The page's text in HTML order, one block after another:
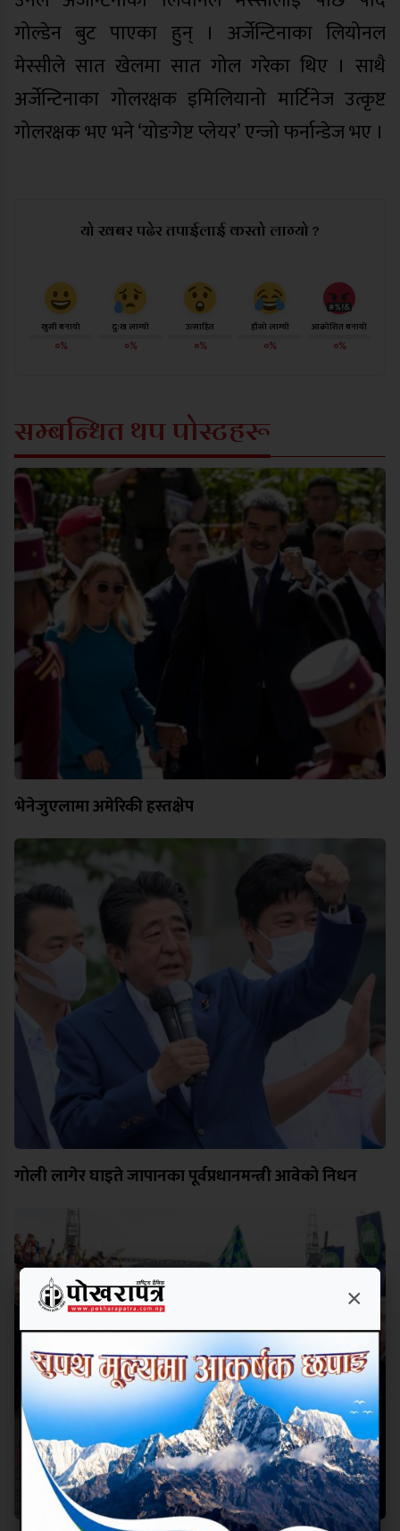
गोल्डेन बुट पाएका हुन् । अर्जेन्टिनाका लियोनल
मेस्सीले सात खेलमा सात गोल गरेका थिए । साथै
अर्जेन्टिनाका गोलरक्षक इमिलियानो मार्टिनेज उत्कृष्ट
गोलरक्षक भए भने ‘योङगेष्ट प्लेयर’ एन्जो फर्नान्डेज भए ।
यो खबर पढेर तपाईलाई कस्तो लाग्यो ?
खुसी बनायो
०%
दु:ख लाग्यो
०%
उत्साहित
०%
हाँसो लाग्यो
०%
आक्रोशित बनायो
०%
सम्बन्धित थप पोस्टहरू
भेनेजुएलामा अमेरिकी हस्तक्षेप
गोली लागेर घाइते जापानका पूर्वप्रधानमन्त्री आवेको निधन
×